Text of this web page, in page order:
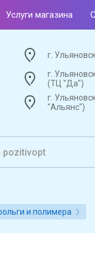
Услуги магазина
г.
г.
(ТЦ "Да")
г.
"Альянс")
и полимера